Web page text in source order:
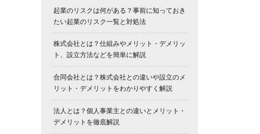
起業のリスクは何がある？事前に知っておき
たい起業のリスク一覧と対処法
株式会社とは？仕組みやメリット・デメリッ
ト、設立方法などを簡単に解説
合同会社とは？株式会社との違いや設立のメ
リット・デメリットをわかりやすく解説
法人とは？個人事業主との違いとメリット・
デメリットを徹底解説